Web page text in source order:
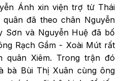
Ánh xin viện trợ từ Thái
đã theo chân Nguyễn
Sơn và Nguyễn Huệ đã bố
Rạch Gầm - Xoài Mút rất
quân Xiêm. Trong trận đó
bà Bùi Thị Xuân cùng ông